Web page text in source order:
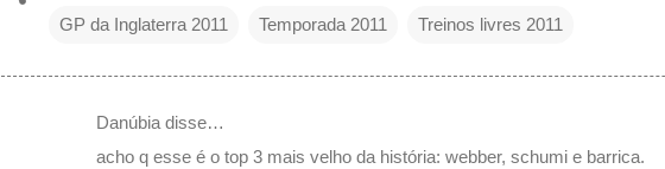
GP da Inglaterra 2011 Temporada 2011 Treinos livres 2011
Danúbia disse…
acho q esse é o top 3 mais velho da história: webber, schumi e barrica.